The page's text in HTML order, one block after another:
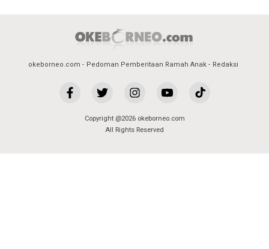
okeborneo.com Pedoman Pemberitaan Ramah Anak Redaksi
Copyright @2026 okeborneo.com
All Rights Reserved